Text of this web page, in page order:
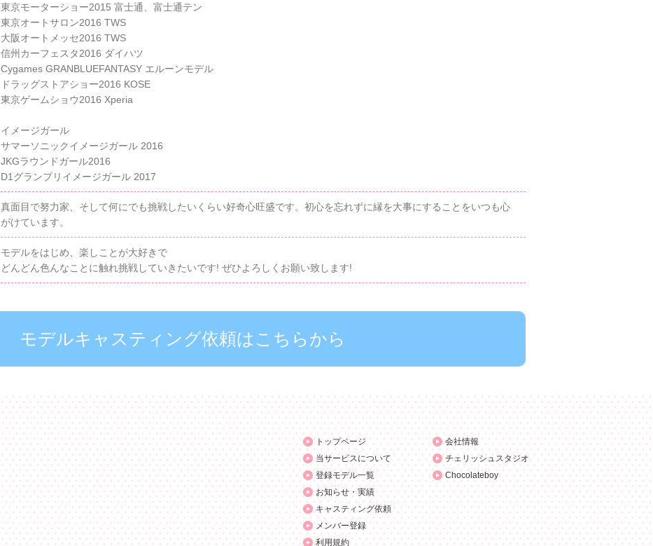
東京モーターショー2015 富士通、富士通テン
東京オートサロン2016 TWS
大阪オートメッセ2016 TWS
信州カーフェスタ2016 ダイハツ
Cygames GRANBLUEFANTASY エルーンモデル
ドラッグストアショー2016 KOSE
東京ゲームショウ2016 Xperia
イメージガール
サマーソニックイメージガール 2016
JKGラウンドガール2016
D1グランプリイメージガール 2017
真面目で努力家、そして何にでも挑戦したいくらい好奇心旺盛です。初心を忘れずに縁を大事にすることをいつも心
がけています。
モデルをはじめ、楽しことが大好きで
どんどん色んなことに触れ挑戦していきたいです! ぜひよろしくお願い致します!
モデルキャスティング依頼はこちらから
トップページ
当サービスについて
登録モデル一覧
お知らせ・実績
キャスティング依頼
メンバー登録
利用規約
会社情報
チェリッシュスタジオ
Chocolateboy